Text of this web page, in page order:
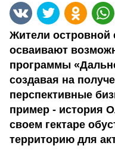
Жители островной
осваивают
программы
создавая на
перспективные
пример - история
своем гектаре
территорию для